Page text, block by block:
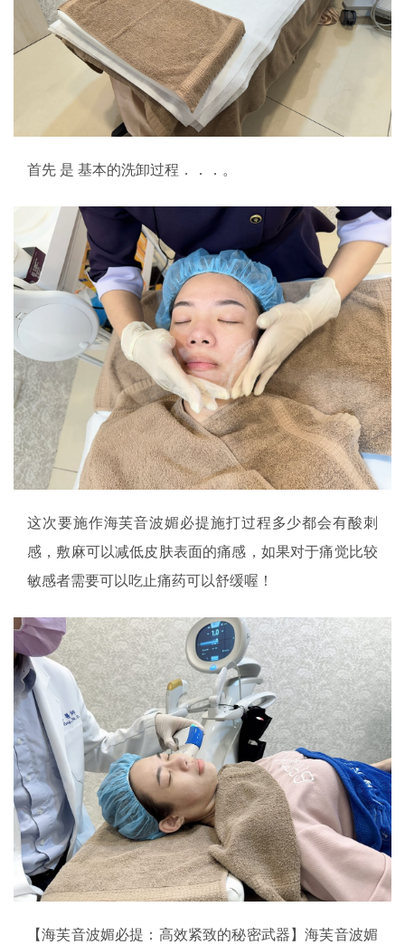
首先 是 基本的洗卸过程．．．。
这次要施作海芙音波媚必提施打过程多少都会有酸刺
感，敷麻可以减低皮肤表面的痛感，如果对于痛觉比较
敏感者需要可以吃止痛药可以舒缓喔！
【海芙音波媚必提：高效紧致的秘密武器】海芙音波媚